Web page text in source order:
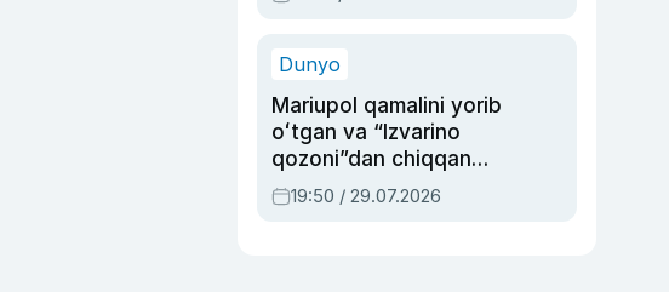
ayblovlardan asrab
Dunyo
Mariupol qamalini yorib
oʻtgan va “Izvarino
qozoni”dan chiqqan
qahramon — Ukraina
armiyasi bosh
19:50 / 29.07.2026